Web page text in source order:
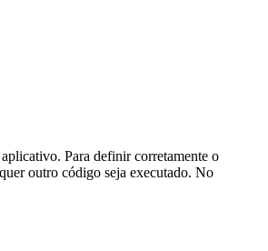
Para definir corretamente o
outro código seja executado. No